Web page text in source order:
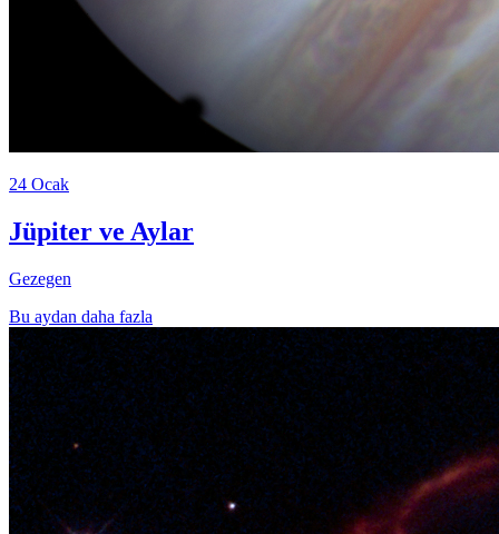
24 Ocak
Jüpiter ve Aylar
Gezegen
Bu aydan daha fazla